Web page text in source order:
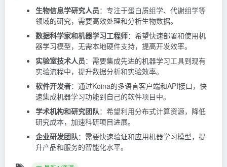
生物信息学研究人员：专注于蛋白质组学、代谢组学等
领域的研究，需要高效处理和分析生物数据。
数据科学家和机器学习工程师：希望快速部署和使用机
器学习模型，无需本地硬件支持，提高开发效率。
实验室技术人员：需要集成先进的机器学习工具到现有
实验流程中，提升数据分析和实验效率。
软件开发者：通过Koina的多语言客户端和API接口，快
速集成机器学习功能到自己的软件项目中。
学术机构和研究团队：希望利用分布式计算资源，降低
研究成本，加速科研项目进展。
企业研发团队：需要快速验证和应用机器学习模型，提
升产品和服务的智能化水平。